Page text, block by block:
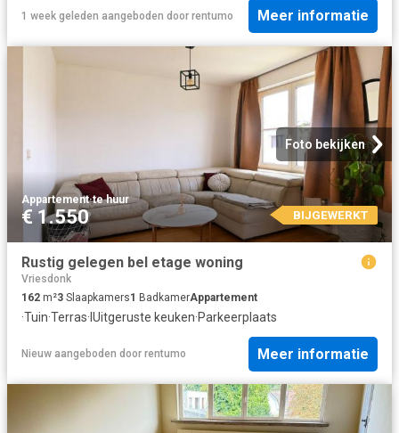
1 week geleden aangeboden door rentumo Meer informatie
Foto bekijken
Appartement·te huur
€ 1.550 BIJGEWERKT
Rustig gelegen bel etage woning
Vriesdonk
162 m²3 Slaapkamers1 BadkamerAppartement
·Tuin·Terras· IUitgeruste keuken·Parkeerplaats
Nieuw aangeboden door rentumo Meer informatie